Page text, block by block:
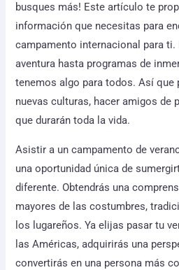
busques más! Este artículo te
información que necesitas para
campamento internacional para ti.
aventura hasta programas de
tenemos algo para todos. Así que
nuevas culturas, hacer amigos de
que durarán toda la vida.
Asistir a un campamento de
una oportunidad única de
diferente. Obtendrás una
mayores de las costumbres,
los lugareños. Ya elijas pasar tu
las Américas, adquirirás una
convertirás en una persona más